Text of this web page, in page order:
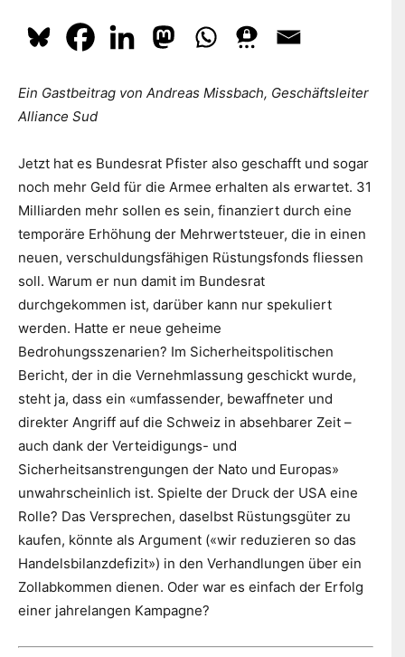
Ein Gastbeitrag von Andreas Missbach, Geschäftsleiter
Alliance Sud
Jetzt hat es Bundesrat Pfister also geschafft und sogar
noch mehr Geld für die Armee erhalten als erwartet. 31
Milliarden mehr sollen es sein, finanziert durch eine
temporäre Erhöhung der Mehrwertsteuer, die in einen
neuen, verschuldungsfähigen Rüstungsfonds fliessen
soll. Warum er nun damit im Bundesrat
durchgekommen ist, darüber kann nur spekuliert
werden. Hatte er neue geheime
Bedrohungsszenarien? Im Sicherheitspolitischen
Bericht, der in die Vernehmlassung geschickt wurde,
steht ja, dass ein «umfassender, bewaffneter und
direkter Angriff auf die Schweiz in absehbarer Zeit –
auch dank der Verteidigungs- und
Sicherheitsanstrengungen der Nato und Europas»
unwahrscheinlich ist. Spielte der Druck der USA eine
Rolle? Das Versprechen, daselbst Rüstungsgüter zu
kaufen, könnte als Argument («wir reduzieren so das
Handelsbilanzdefizit») in den Verhandlungen über ein
Zollabkommen dienen. Oder war es einfach der Erfolg
einer jahrelangen Kampagne?